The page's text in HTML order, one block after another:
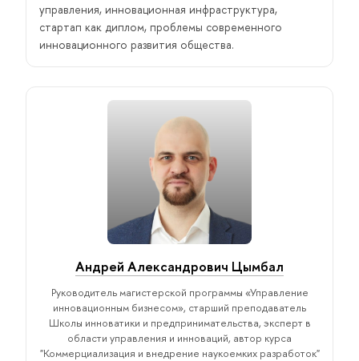
управления, инновационная инфраструктура,
стартап как диплом, проблемы современного
инновационного развития общества.
Андрей Александрович Цымбал
Руководитель магистерской программы «Управление
инновационным бизнесом», старший преподаватель
Школы инноватики и предпринимательства, эксперт в
области управления и инноваций, автор курса
"Коммерциализация и внедрение наукоемких разработок"